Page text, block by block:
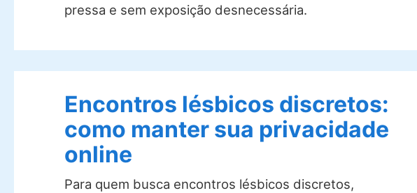
pressa e sem exposição desnecessária.
Encontros lésbicos discretos:
como manter sua privacidade
online
Para quem busca encontros lésbicos discretos,